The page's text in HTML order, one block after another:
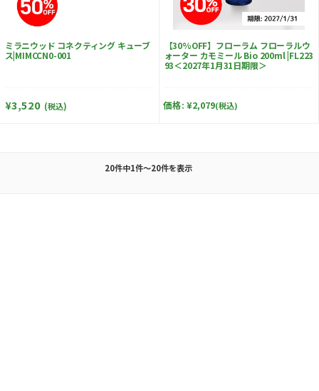
ミラニウッド コネクティング キューブ
ス|MIMCCN0-001
¥3,520 (税込)
【30%OFF】フローラム フローラルウ
ォーター カモミール Bio 200ml |FL223
93＜2027年1月31日期限＞
価格: ¥2,079(税込)
20件中1件～20件を表示